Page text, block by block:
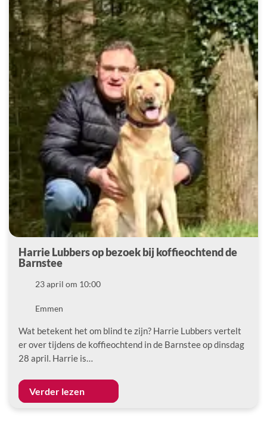
Harrie Lubbers op bezoek bij koffieochtend de
Barnstee
Datum23 april om 10:00
LocatieEmmen
Wat betekent het om blind te zijn? Harrie Lubbers vertelt
er over tijdens de koffieochtend in de Barnstee op dinsdag
28 april. Harrie is…
Verder lezen